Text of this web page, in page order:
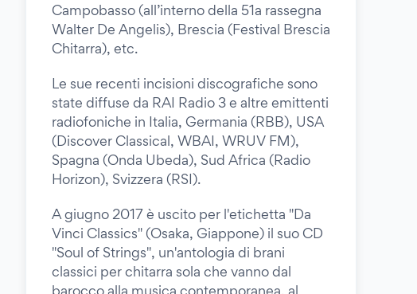
Campobasso (all’interno della 51a rassegna
Walter De Angelis), Brescia (Festival Brescia
Chitarra), etc.
Le sue recenti incisioni discografiche sono
state diffuse da RAI Radio 3 e altre emittenti
radiofoniche in Italia, Germania (RBB), USA
(Discover Classical, WBAI, WRUV FM),
Spagna (Onda Ubeda), Sud Africa (Radio
Horizon), Svizzera (RSI).
A giugno 2017 è uscito per l'etichetta "Da
Vinci Classics" (Osaka, Giappone) il suo CD
"Soul of Strings", un'antologia di brani
classici per chitarra sola che vanno dal
barocco alla musica contemporanea, al